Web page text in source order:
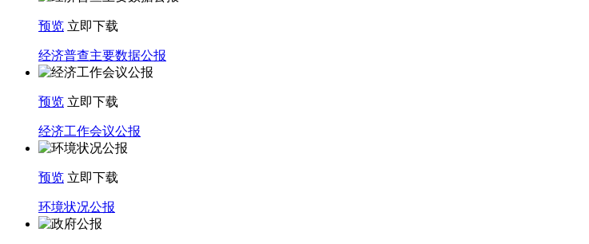
预览 立即下载
经济普查主要数据公报
预览 立即下载
经济工作会议公报
预览 立即下载
环境状况公报